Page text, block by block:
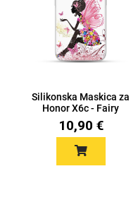
Silikonska Maskica za
Honor X6c - Fairy
10,90 €